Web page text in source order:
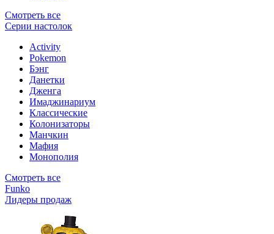
Смотреть все
Серии настолок
Activity
Pokemon
Бэнг
Данетки
Дженга
Имаджинариум
Классические
Колонизаторы
Манчкин
Мафия
Монополия
Смотреть все
Funko
Лидеры продаж